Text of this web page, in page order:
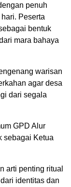
penuh
Peserta
bentuk
mara bahaya
warisan
agar desa
dari segala
GPD Alur
sebagai Ketua
arti penting ritual
identitas dan